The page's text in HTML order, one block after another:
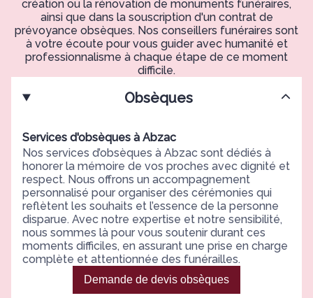
création ou la rénovation de monuments funéraires,
ainsi que dans la souscription d'un contrat de
prévoyance obsèques. Nos conseillers funéraires sont
à votre écoute pour vous guider avec humanité et
professionnalisme à chaque étape de ce moment
difficile.
Obsèques
Services d'obsèques à Abzac
Nos services d’obsèques à Abzac sont dédiés à
honorer la mémoire de vos proches avec dignité et
respect. Nous offrons un accompagnement
personnalisé pour organiser des cérémonies qui
reflètent les souhaits et l’essence de la personne
disparue. Avec notre expertise et notre sensibilité,
nous sommes là pour vous soutenir durant ces
moments difficiles, en assurant une prise en charge
complète et attentionnée des funérailles.
Demande de devis obsèques